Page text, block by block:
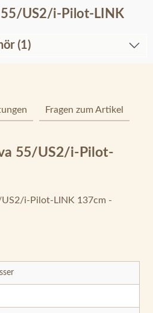
55/US2/i-Pilot-LINK
(1)
Fragen zum Artikel
55/US2/i-Pilot-